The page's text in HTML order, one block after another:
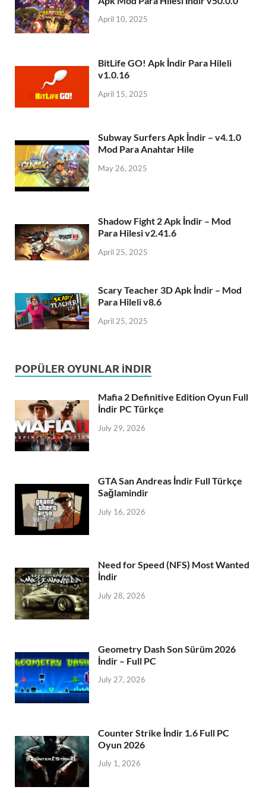
April 10, 2025
BitLife GO! Apk İndir Para Hileli
v1.0.16
April 15, 2025
Subway Surfers Apk İndir – v4.1.0
Mod Para Anahtar Hile
May 26, 2025
Shadow Fight 2 Apk İndir – Mod
Para Hilesi v2.41.6
April 25, 2025
Scary Teacher 3D Apk İndir – Mod
Para Hileli v8.6
April 25, 2025
POPÜLER OYUNLAR İNDIR
Mafia 2 Definitive Edition Oyun Full
İndir PC Türkçe
July 29, 2026
GTA San Andreas İndir Full Türkçe
Sağlamindir
July 16, 2026
Need for Speed (NFS) Most Wanted
İndir
July 28, 2026
Geometry Dash Son Sürüm 2026
İndir – Full PC
July 27, 2026
Counter Strike İndir 1.6 Full PC
Oyun 2026
July 1, 2026